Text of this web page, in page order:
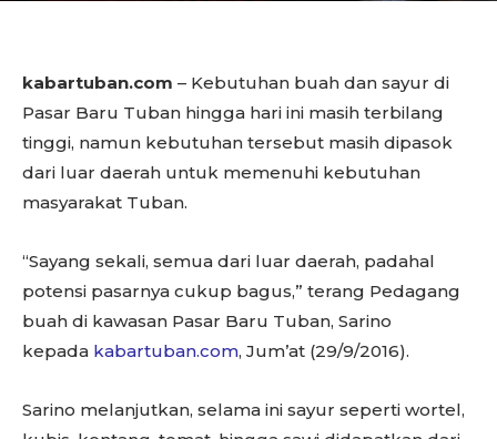
kabartuban.com – Kebutuhan buah dan sayur di
Pasar Baru Tuban hingga hari ini masih terbilang
tinggi, namun kebutuhan tersebut masih dipasok
dari luar daerah untuk memenuhi kebutuhan
masyarakat Tuban.
“Sayang sekali, semua dari luar daerah, padahal
potensi pasarnya cukup bagus,” terang Pedagang
buah di kawasan Pasar Baru Tuban, Sarino
kepada kabartuban.com, Jum’at (29/9/2016).
Sarino melanjutkan, selama ini sayur seperti wortel,